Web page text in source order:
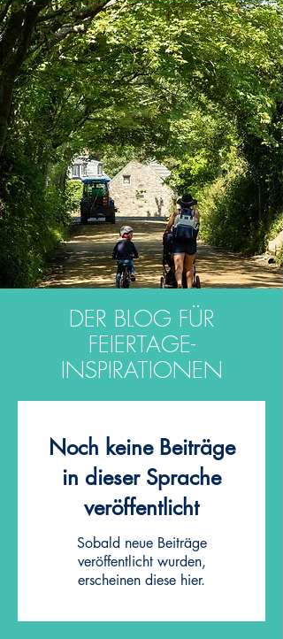
DER BLOG FÜR
FEIERTAGE-
INSPIRATIONEN
Noch keine Beiträge
in dieser Sprache
veröffentlicht
Sobald neue Beiträge
veröffentlicht wurden,
erscheinen diese hier.